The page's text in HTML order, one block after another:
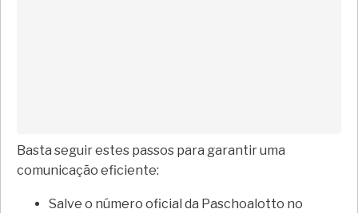
Basta seguir estes passos para garantir uma
comunicação eficiente:
Salve o número oficial da Paschoalotto no